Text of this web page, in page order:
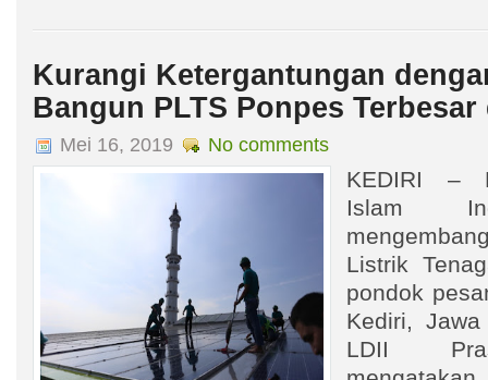
Kurangi Ketergantungan
Bangun PLTS Ponpes
Mei 16, 2019 No comments
KEDIRI –
Islam
Listrik
pondok
Kediri,
LDII